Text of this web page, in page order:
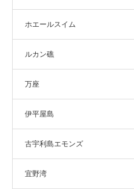
ホエールスイム
ルカン礁
万座
伊平屋島
古宇利島エモンズ
宜野湾